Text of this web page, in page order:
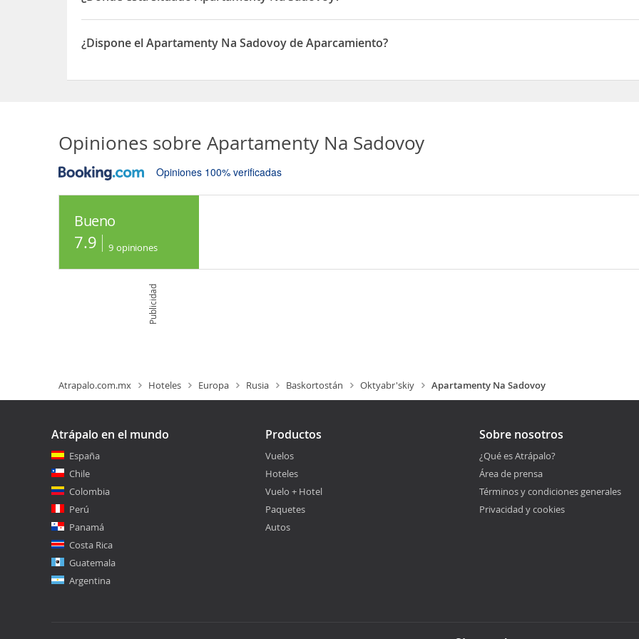
El Apartamenty Na Sadovoy está situado en ul. Sadovoye Koltso, 319/2 ap10 ap 12
¿Dispone el Apartamenty Na Sadovoy de Aparcamiento?
Opiniones sobre Apartamenty Na Sadovoy
Opiniones 100% verificadas
Bueno
7.9 9 opiniones
Publicidad
Atrapalo.com.mx Hoteles Europa Rusia Baskortostán Oktyabr'skiy Apartamenty Na Sadovoy
Atrápalo en el mundo
España
Chile
Colombia
Perú
Panamá
Costa Rica
Guatemala
Argentina
Productos
Vuelos
Hoteles
Vuelo + Hotel
Paquetes
Autos
Sobre nosotros
¿Qué es Atrápalo?
Área de prensa
Términos y condiciones generales
Privacidad y cookies